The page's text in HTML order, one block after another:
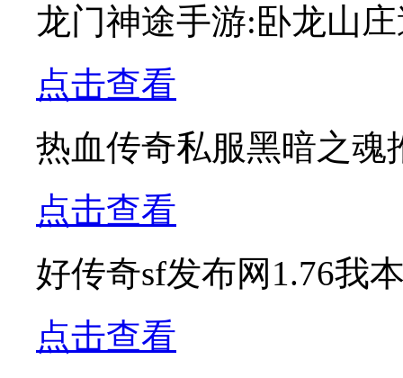
龙门神途手游:卧龙山
点击查看
热血传奇私服黑暗之魂
点击查看
好传奇sf发布网1.76我
点击查看